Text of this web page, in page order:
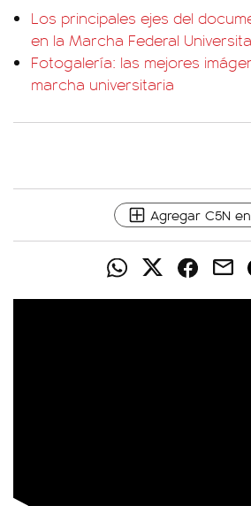
Los principales ejes del
en la Marcha Federal
Fotogalería: las mejores
marcha universitaria
Agregar C5N en